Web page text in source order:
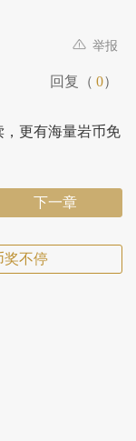
举报
回复（ 0）
，更有海量岩币免
下一章
奖不停